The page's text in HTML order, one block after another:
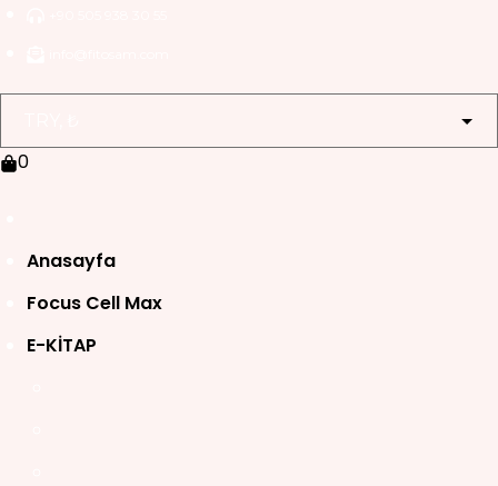
0
Anasayfa
Focus Cell Max
E-KİTAP